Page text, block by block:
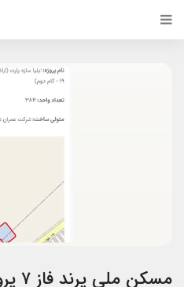
مسکن ملی پرند فاز ۷ پروژه ایلیا سازه پارت